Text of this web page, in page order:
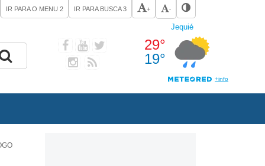
IR PARA O MENU 2 IR PARA BUSCA3 + -